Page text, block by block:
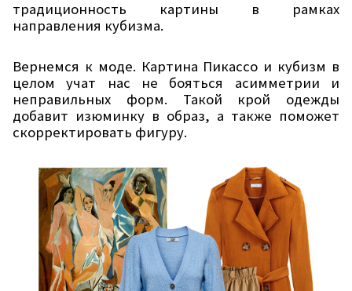
традиционность картины в рамках
направления кубизма.
Вернемся к моде. Картина Пикассо и кубизм в
целом учат нас не бояться асимметрии и
неправильных форм. Такой крой одежды
добавит изюминку в образ, а также поможет
скорректировать фигуру.